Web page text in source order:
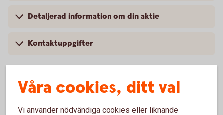
Detaljerad information om din aktie
Kontaktuppgifter
De vanligaste frågorna
Våra cookies, ditt val
Vi använder nödvändiga cookies eller liknande